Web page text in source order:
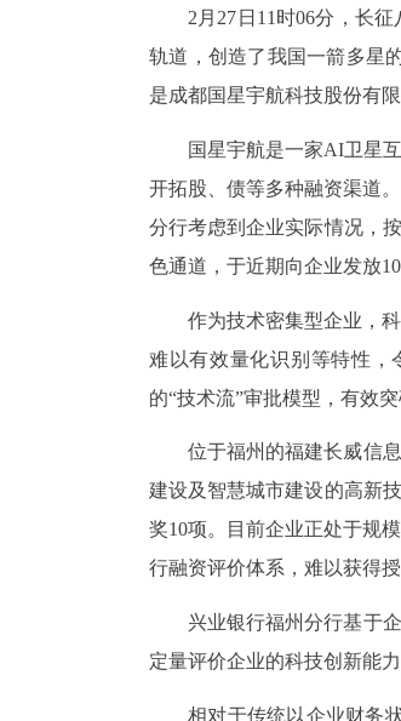
2月27日11时06分，长
轨道，创造了我国一箭多星
是成都国星宇航科技股份有
国星宇航是一家AI卫星
开拓股、债等多种融资渠道
分行考虑到企业实际情况，
色通道，于近期向企业发放
作为技术密集型企业，
难以有效量化识别等特性，
的“技术流”审批模型，有效
位于福州的福建长威信
建设及智慧城市建设的高新
奖10项。目前企业正处于规
行融资评价体系，难以获得授
兴业银行福州分行基于
定量评价企业的科技创新能
相对于传统以企业财务